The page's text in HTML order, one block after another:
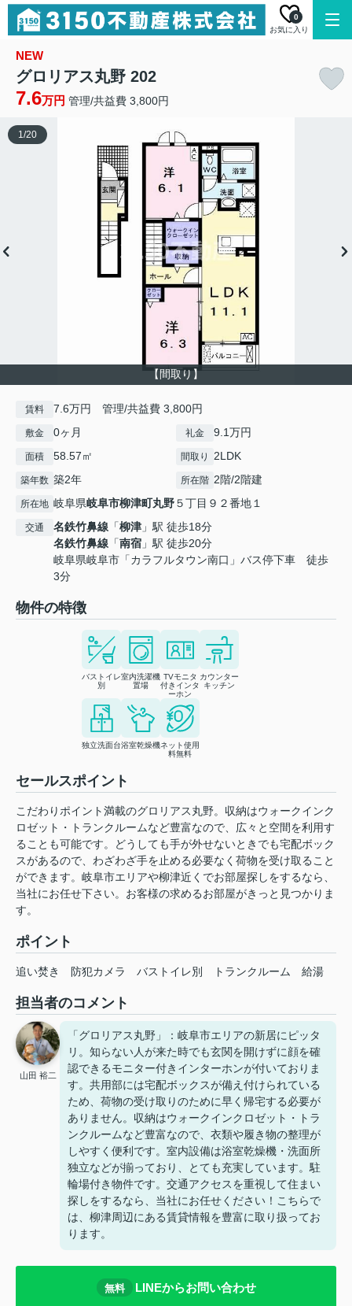
お気に入り
0
NEW
グロリアス丸野 202
7.6万円 管理/共益費 3,800円
【間取り】
1/20
賃料 7.6万円 管理/共益費 3,800円
敷金 0ヶ月 礼金 9.1万円
面積 58.57㎡ 間取り 2LDK
築年数 築2年 所在階 2階/2階建
所在地 岐阜県岐阜市柳津町丸野５丁目９２番地１
交通 名鉄竹鼻線 「柳津 」駅 徒歩18分
名鉄竹鼻線 「南宿 」駅 徒歩20分
岐阜県岐阜市「カラフルタウン南口」バス停下車 徒歩
3分
物件の特徴
バストイレ
別
室内洗濯機
置場
TVモニタ
付きインタ
ーホン
カウンター
キッチン
独立洗面台浴室乾燥機ネット使用
料無料
セールスポイント
こだわりポイント満載のグロリアス丸野。収納はウォークインク
ロゼット・トランクルームなど豊富なので、広々と空間を利用す
ることも可能です。どうしても手が外せないときでも宅配ボック
スがあるので、わざわざ手を止める必要なく荷物を受け取ること
ができます。岐阜市エリアや柳津近くでお部屋探しをするなら、
当社にお任せ下さい。お客様の求めるお部屋がきっと見つかりま
す。
ポイント
追い焚き 防犯カメラ バストイレ別 トランクルーム 給湯
担当者のコメント
山田 裕二
「グロリアス丸野」：岐阜市エリアの新居にピッタ
リ。知らない人が来た時でも玄関を開けずに顔を確
認できるモニター付きインターホンが付いておりま
す。共用部には宅配ボックスが備え付けられている
ため、荷物の受け取りのために早く帰宅する必要が
ありません。収納はウォークインクロゼット・トラ
ンクルームなど豊富なので、衣類や履き物の整理が
しやすく便利です。室内設備は浴室乾燥機・洗面所
独立などが揃っており、とても充実しています。駐
輪場付き物件です。交通アクセスを重視して住まい
探しをするなら、当社にお任せください！こちらで
は、柳津周辺にある賃貸情報を豊富に取り扱ってお
ります。
無料 LINEからお問い合わせ